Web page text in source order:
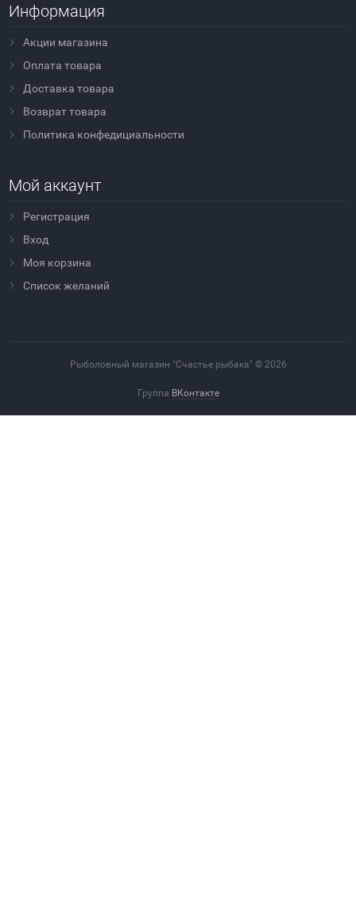
Информация
Акции магазина
Оплата товара
Доставка товара
Возврат товара
Политика конфедициальности
Мой аккаунт
Регистрация
Вход
Моя корзина
Cписок желаний
Рыболовный магазин "Счастье рыбака" © 2026
Группа ВКонтакте